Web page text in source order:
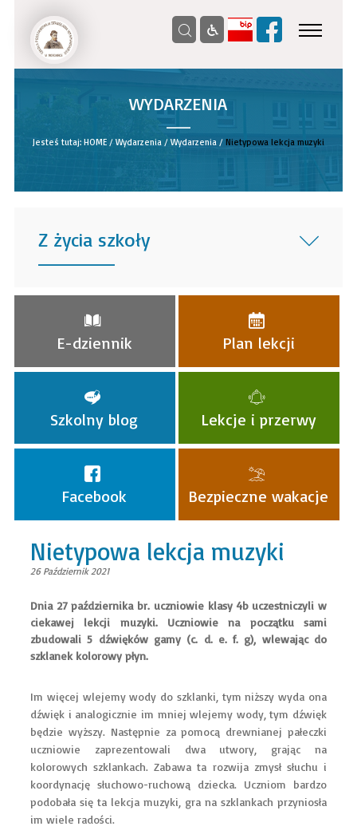
WYDARZENIA
__
Jesteś tutaj: HOME/ Wydarzenia/ Wydarzenia/ Nietypowa lekcja muzyki
Z życia szkoły
______
E-dziennik Plan lekcji
Szkolny blog Lekcje i przerwy
Facebook Bezpieczne wakacje
Nietypowa lekcja muzyki
26 Październik 2021
​Dnia 27 października br. uczniowie klasy 4b uczestniczyli w
ciekawej lekcji muzyki. Uczniowie na początku sami
zbudowali 5 dźwięków gamy (c. d. e. f. g), wlewając do
szklanek kolorowy płyn.
Im więcej wlejemy wody do szklanki, tym niższy wyda ona
dźwięk i analogicznie im mniej wlejemy wody, tym dźwięk
będzie wyższy. Następnie za pomocą drewnianej pałeczki
uczniowie zaprezentowali dwa utwory, grając na
kolorowych szklankach. Zabawa ta rozwija zmysł słuchu i
koordynację słuchowo-ruchową dziecka. Uczniom bardzo
podobała się ta lekcja muzyki, gra na szklankach przyniosła
im wiele radości.